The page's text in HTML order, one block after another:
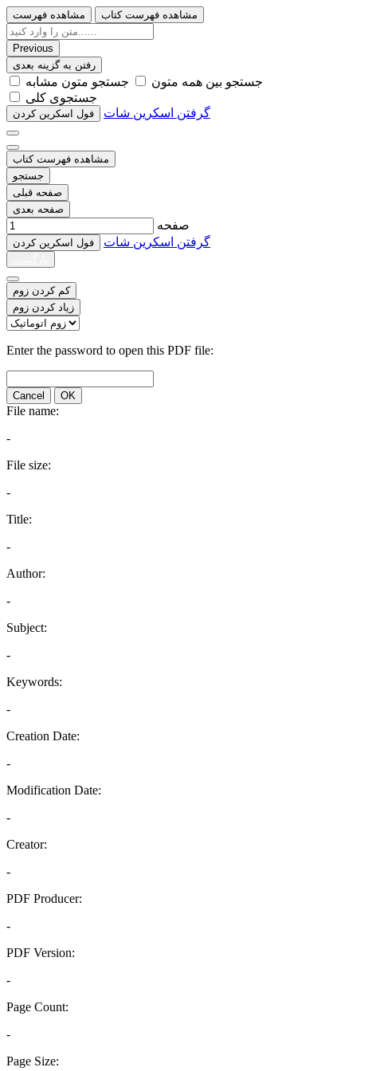
مشاهده فهرست مشاهده فهرست کتاب
Previous
رفتن به گزینه بعدی
ﺟﺴﺘﺠﻮ ﺑﯿﻦ ﻫﻤﻪ ﻣﺘﻮﻥ
ﺟﺴﺘﺠﻮ ﻣﺘﻮﻥ ﻣﺸﺎﺑﻪ
ﺟﺴﺘﺠﻮﯼ ﮐﻠﯽ
ﻓﻮﻝ اﺳﮑﺮﯾﻦ ﮐﺮﺩﻥ گرفتن اسکرین شات
مشاهده فهرست کتاب
جستجو
صفحه قبلی
صفحه بعدی
صفحه
ﻓﻮﻝ اﺳﮑﺮﯾﻦ ﮐﺮﺩﻥ گرفتن اسکرین شات
کم کردن زوم
زیاد کردن زوم
Enter the password to open this PDF file:
Cancel OK
File name:
-
File size:
-
Title:
-
Author:
-
Subject:
-
Keywords:
-
Creation Date:
-
Modification Date:
-
Creator:
-
PDF Producer:
-
PDF Version:
-
Page Count:
-
Page Size: